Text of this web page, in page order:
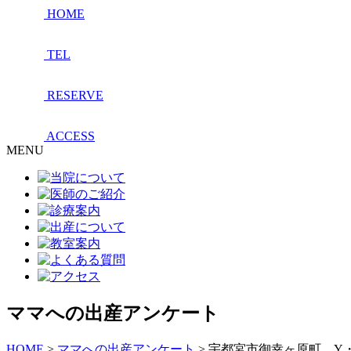
HOME
TEL
RESERVE
ACCESS
MENU
ママへの出産アンケート